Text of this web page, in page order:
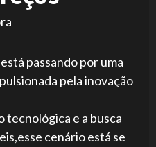
está passando por uma
pela inovação
tecnológica e a busca
cenário está se